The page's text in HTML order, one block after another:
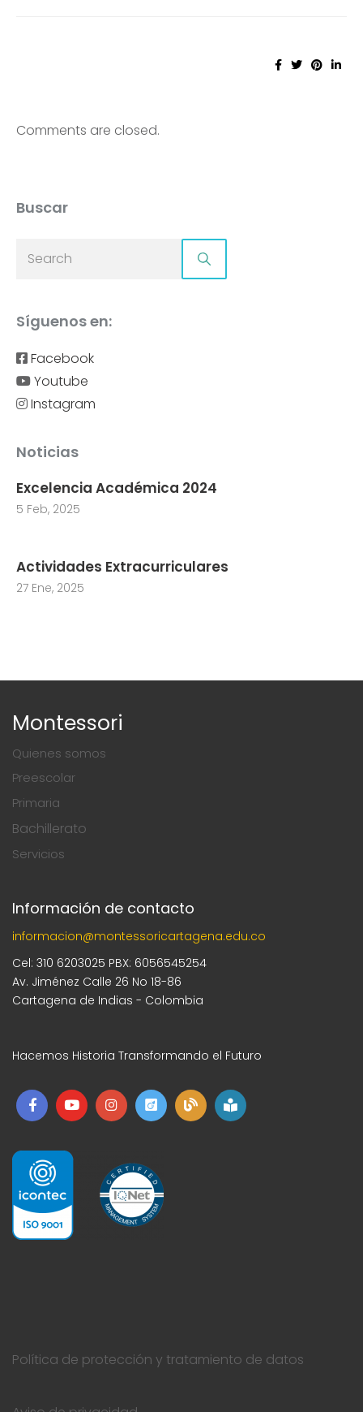
Comments are closed.
Buscar
Síguenos en:
Facebook
Youtube
Instagram
Noticias
Excelencia Académica 2024
5 Feb, 2025
Actividades Extracurriculares
27 Ene, 2025
Montessori
Quienes somos
Preescolar
Primaria
Bachillerato
Servicios
Información de contacto
informacion@montessoricartagena.edu.co
Cel: 310 6203025 PBX: 6056545254
Av. Jiménez Calle 26 No 18-86
Cartagena de Indias - Colombia
Hacemos Historia Transformando el Futuro
Política de protección y tratamiento de datos